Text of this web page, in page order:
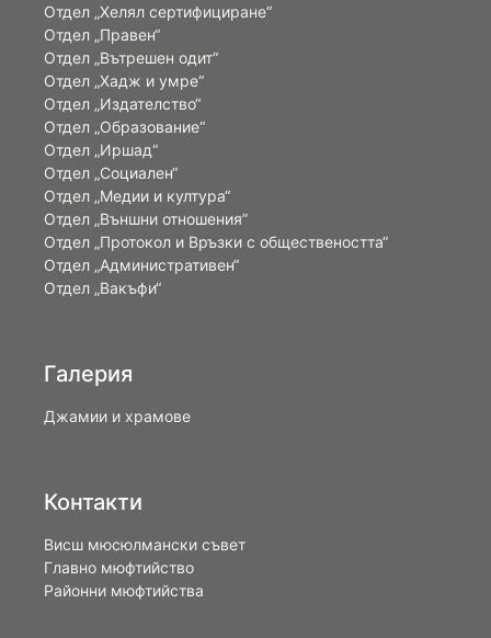
Отдел „Хелял сертифициране“
Отдел „Правен“
Отдел „Вътрешен одит“
Отдел „Хадж и умре“
Отдел „Издателство“
Отдел „Образование“
Отдел „Иршад“
Отдел „Социален“
Отдел „Медии и култура“
Отдел „Външни отношения”
Oтдел „Протокол и Връзки с обществеността“
Отдел „Административен“
Отдел „Вакъфи“
Галерия
Джамии и храмове
Контакти
Висш мюсюлмански съвет
Главно мюфтийство
Районни мюфтийства